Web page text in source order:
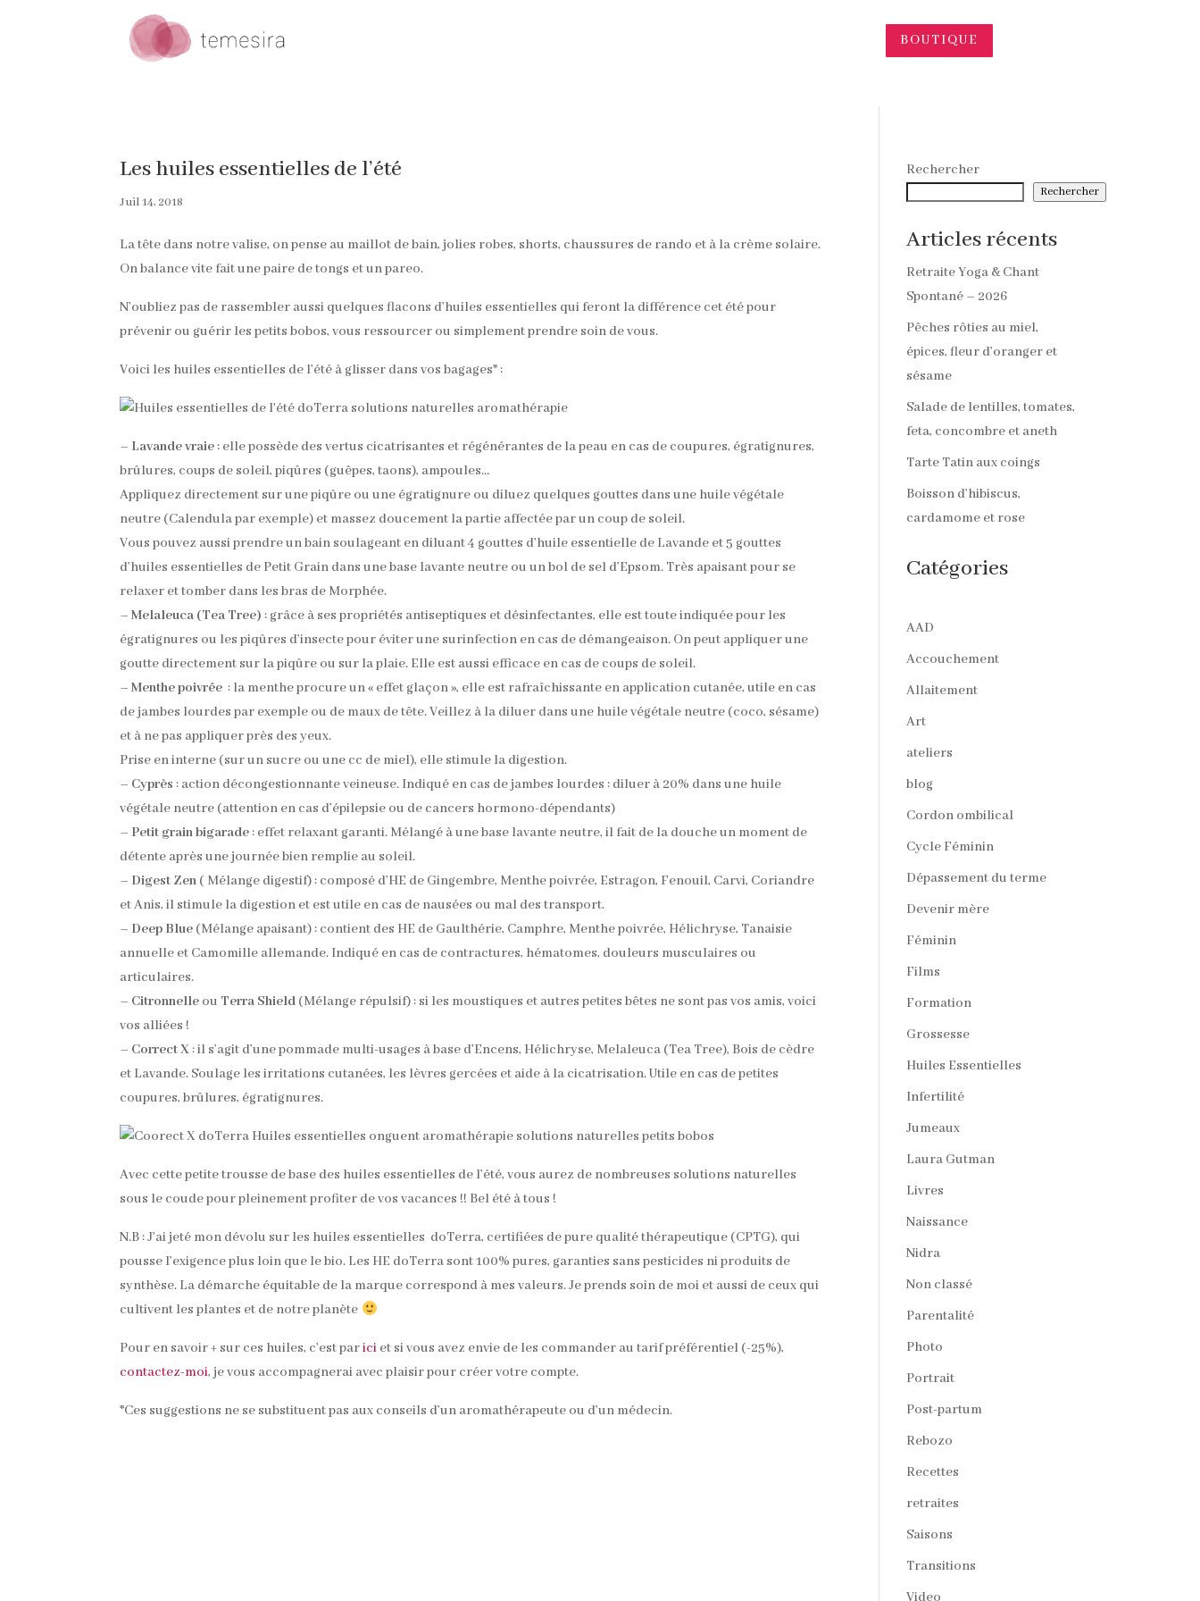
BOUTIQUE
Les huiles essentielles de l’été
Juil 14, 2018
La tête dans notre valise, on pense au maillot de bain, jolies robes, shorts, chaussures de rando et à la crème solaire.
On balance vite fait une paire de tongs et un pareo.
N’oubliez pas de rassembler aussi quelques flacons d’huiles essentielles qui feront la différence cet été pour
prévenir ou guérir les petits bobos, vous ressourcer ou simplement prendre soin de vous.
Voici les huiles essentielles de l’été à glisser dans vos bagages* :
– Lavande vraie : elle possède des vertus cicatrisantes et régénérantes de la peau en cas de coupures, égratignures,
brûlures, coups de soleil, piqûres (guêpes, taons), ampoules…
Appliquez directement sur une piqûre ou une égratignure ou diluez quelques gouttes dans une huile végétale
neutre (Calendula par exemple) et massez doucement la partie affectée par un coup de soleil.
Vous pouvez aussi prendre un bain soulageant en diluant 4 gouttes d’huile essentielle de Lavande et 5 gouttes
d’huiles essentielles de Petit Grain dans une base lavante neutre ou un bol de sel d’Epsom. Très apaisant pour se
relaxer et tomber dans les bras de Morphée.
–Melaleuca (Tea Tree) : grâce à ses propriétés antiseptiques et désinfectantes, elle est toute indiquée pour les
égratignures ou les piqûres d’insecte pour éviter une surinfection en cas de démangeaison. On peut appliquer une
goutte directement sur la piqûre ou sur la plaie. Elle est aussi efficace en cas de coups de soleil.
–Menthe poivrée : la menthe procure un « effet glaçon », elle est rafraîchissante en application cutanée, utile en cas
de jambes lourdes par exemple ou de maux de tête. Veillez à la diluer dans une huile végétale neutre (coco, sésame)
et à ne pas appliquer près des yeux.
Prise en interne (sur un sucre ou une cc de miel), elle stimule la digestion.
– Cyprès : action décongestionnante veineuse. Indiqué en cas de jambes lourdes : diluer à 20% dans une huile
végétale neutre (attention en cas d’épilepsie ou de cancers hormono-dépendants)
– Petit grain bigarade : effet relaxant garanti. Mélangé à une base lavante neutre, il fait de la douche un moment de
détente après une journée bien remplie au soleil.
– Digest Zen ( Mélange digestif) : composé d’HE de Gingembre, Menthe poivrée, Estragon, Fenouil, Carvi, Coriandre
et Anis, il stimule la digestion et est utile en cas de nausées ou mal des transport.
– Deep Blue (Mélange apaisant) : contient des HE de Gaulthérie, Camphre, Menthe poivrée, Hélichryse, Tanaisie
annuelle et Camomille allemande. Indiqué en cas de contractures, hématomes, douleurs musculaires ou
articulaires.
– Citronnelle ou Terra Shield (Mélange répulsif) : si les moustiques et autres petites bêtes ne sont pas vos amis, voici
vos alliées !
– Correct X : il s’agit d’une pommade multi-usages à base d’Encens, Hélichryse, Melaleuca (Tea Tree), Bois de cèdre
et Lavande. Soulage les irritations cutanées, les lèvres gercées et aide à la cicatrisation. Utile en cas de petites
coupures, brûlures, égratignures.
Avec cette petite trousse de base des huiles essentielles de l’été, vous aurez de nombreuses solutions naturelles
sous le coude pour pleinement profiter de vos vacances !! Bel été à tous !
N.B : J’ai jeté mon dévolu sur les huiles essentielles doTerra, certifiées de pure qualité thérapeutique (CPTG), qui
pousse l’exigence plus loin que le bio. Les HE doTerra sont 100% pures, garanties sans pesticides ni produits de
synthèse. La démarche équitable de la marque correspond à mes valeurs. Je prends soin de moi et aussi de ceux qui
cultivent les plantes et de notre planète
Pour en savoir + sur ces huiles, c’est parici et si vous avez envie de les commander au tarif préférentiel (-25%),
contactez-moi, je vous accompagnerai avec plaisir pour créer votre compte.
*Ces suggestions ne se substituent pas aux conseils d’un aromathérapeute ou d’un médecin.
Rechercher
Rechercher
Articles récents
Retraite Yoga & Chant
Spontané – 2026
Pêches rôties au miel,
épices, fleur d’oranger et
sésame
Salade de lentilles, tomates,
feta, concombre et aneth
Tarte Tatin aux coings
Boisson d’hibiscus,
cardamome et rose
Catégories
AAD
Accouchement
Allaitement
Art
ateliers
blog
Cordon ombilical
Cycle Féminin
Dépassement du terme
Devenir mère
Féminin
Films
Formation
Grossesse
Huiles Essentielles
Infertilité
Jumeaux
Laura Gutman
Livres
Naissance
Nidra
Non classé
Parentalité
Photo
Portrait
Post-partum
Rebozo
Recettes
retraites
Saisons
Transitions
Video